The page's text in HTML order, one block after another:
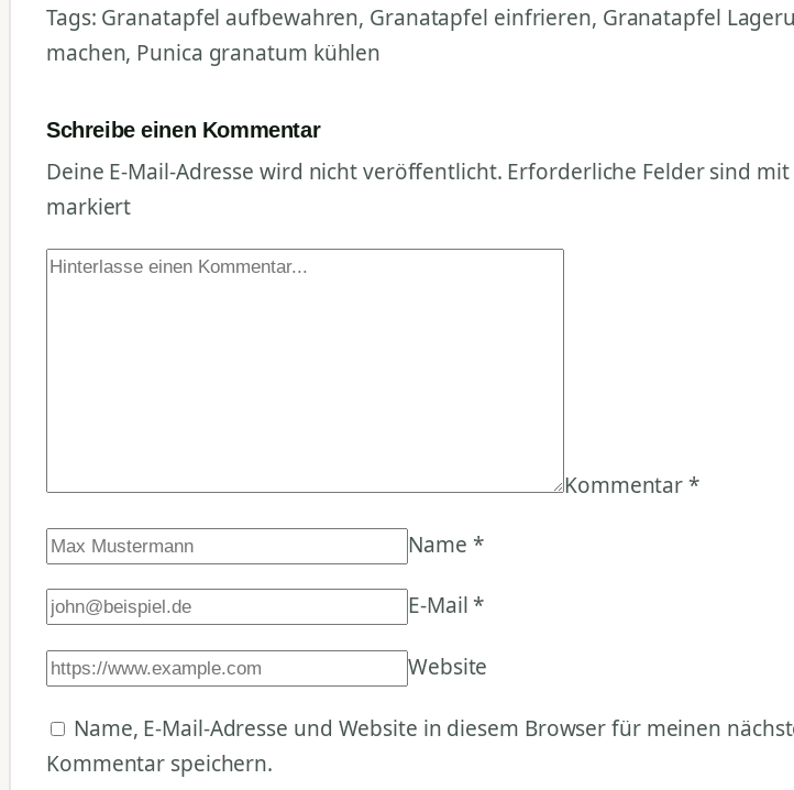
Tags: Granatapfel aufbewahren, Granatapfel einfrieren, Granatapfel
machen, Punica granatum kühlen
Schreibe einen Kommentar
Deine E-Mail-Adresse wird nicht veröffentlicht. Erforderliche Felder sind mit
markiert
Kommentar *
Name *
E-Mail *
Website
Name, E-Mail-Adresse und Website in diesem Browser für meinen
Kommentar speichern.